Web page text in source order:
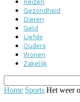
Reizen
Gezondheid
Dieren
Geld
Liefde
Ouders
Wonen
Zakelijk
Home Sports Het weer